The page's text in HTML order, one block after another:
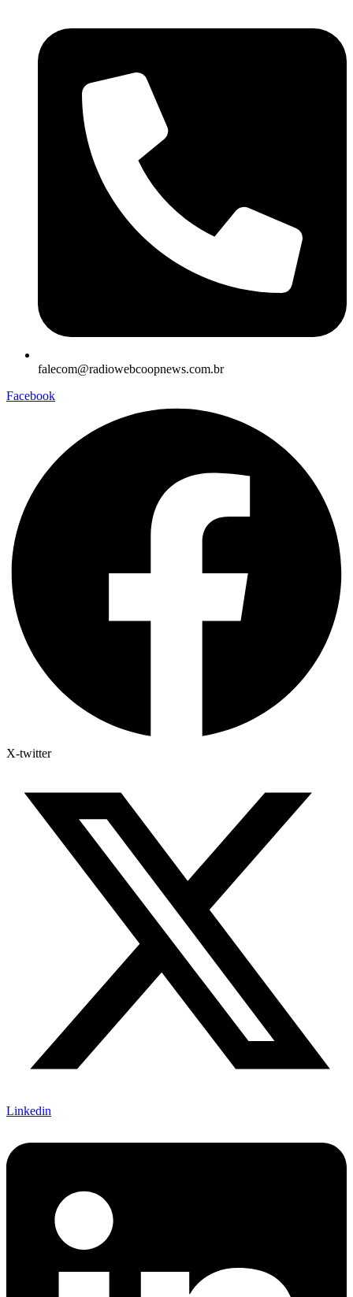
falecom@radiowebcoopnews.com.br
Facebook
X-twitter
Linkedin